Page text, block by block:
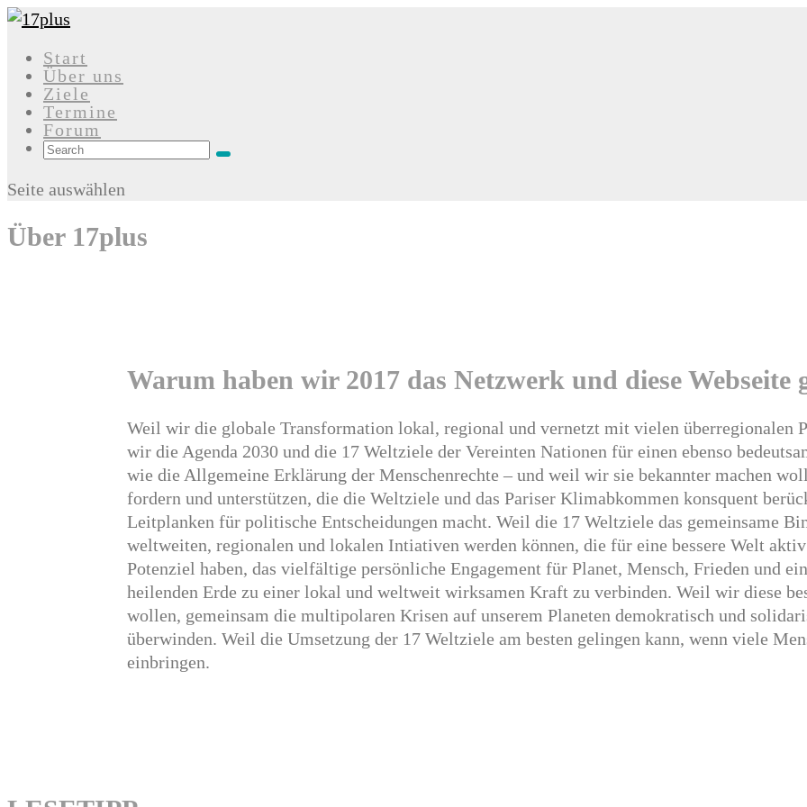
Start
Über uns
Ziele
Termine
Forum
Seite auswählen
Über 17plus
Warum haben wir 2017 das Netzwerk und diese Webseite
Weil wir die globale Trans­for­mation lokal, regional und vernetzt mit vielen überre­gio­nalen
wir die Agenda 2030 und die 17 Weltziele der Vereinten Nationen für einen ebenso
wie die Allge­meine Erklärung der Menschen­rechte – und weil wir sie bekannter machen
fordern und unter­stützen, die die Weltziele und das Pariser Klimab­kommen konsquent
Leitplanken für politische Entschei­dungen macht. Weil die 17 Weltziele das gemeinsame
weltweiten, regio­nalen und lokalen Intia­tiven werden können, die für eine bessere Welt
Potenziel haben, das vielfältige persön­liche Engagement für Planet, Mensch, Frieden und
heilenden Erde zu einer lokal und weltweit wirksamen Kraft zu verbinden. Weil wir diese
wollen, gemeinsam die multi­po­laren Krisen auf unserem Planeten demokra­tisch und
überwinden. Weil die Umsetzung der 17 Weltziele am besten gelingen kann, wenn viele
einbringen.